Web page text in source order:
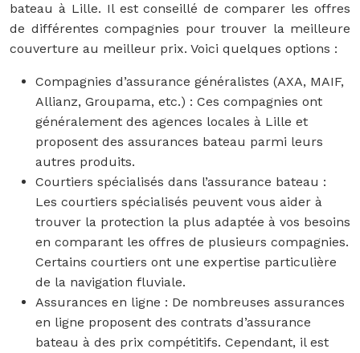
bateau à Lille. Il est conseillé de comparer les offres
de différentes compagnies pour trouver la meilleure
couverture au meilleur prix. Voici quelques options :
Compagnies d’assurance généralistes (AXA, MAIF,
Allianz, Groupama, etc.) : Ces compagnies ont
généralement des agences locales à Lille et
proposent des assurances bateau parmi leurs
autres produits.
Courtiers spécialisés dans l’assurance bateau :
Les courtiers spécialisés peuvent vous aider à
trouver la protection la plus adaptée à vos besoins
en comparant les offres de plusieurs compagnies.
Certains courtiers ont une expertise particulière
de la navigation fluviale.
Assurances en ligne : De nombreuses assurances
en ligne proposent des contrats d’assurance
bateau à des prix compétitifs. Cependant, il est